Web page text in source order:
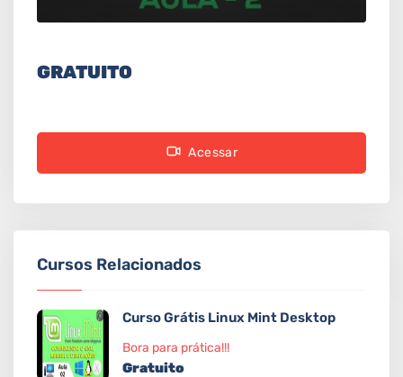
GRATUITO
Acessar
Cursos Relacionados
Curso Grátis Linux Mint Desktop
Bora para prática!!!
Gratuito